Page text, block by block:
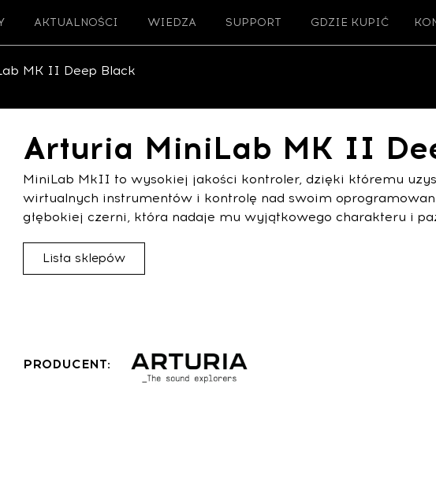
AKTUALNOŚCI WIEDZA SUPPORT GDZIE KUPIĆ
MK II Deep Black
Arturia MiniLab MK II
MiniLab MkII to wysokiej jakości kontroler, dzięki któremu
wirtualnych instrumentów i kontrolę nad swoim
głębokiej czerni, która nadaje mu wyjątkowego charakteru i
Lista sklepów
PRODUCENT: